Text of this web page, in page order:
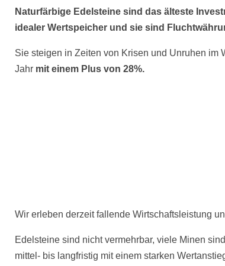
Naturfärbige Edelsteine sind das älteste
idealer Wertspeicher und sie sind
Sie steigen in Zeiten von Krisen und Unruhen im
Jahr mit einem Plus von 28%.
Wir erleben derzeit fallende Wirtschaftsleistung
Edelsteine sind nicht vermehrbar, viele Minen
mittel- bis langfristig mit einem starken